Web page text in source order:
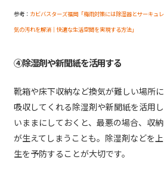
参考： カビバスターズ福岡「梅雨対策には除湿器とサーキュ
気の汚れを解消｜快適な生活空間を実現する方法」
④除湿剤や新聞紙を活用する
靴箱や床下収納など換気が難しい場所
吸収してくれる除湿剤や新聞紙を活用
いままにしておくと、最悪の場合、収
が生えてしまうことも。除湿剤などを
生を予防することが大切です。